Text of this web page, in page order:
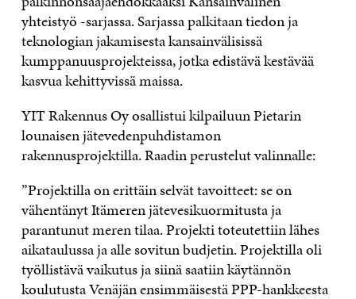
yhteistyö -sarjassa. Sarjassa palkitaan tiedon ja
teknologian jakamisesta kansainvälisissä
kumppanuusprojekteissa, jotka edistävä kestävää
kasvua kehittyvissä maissa.
YIT Rakennus Oy osallistui kilpailuun Pietarin
lounaisen jätevedenpuhdistamon
rakennusprojektilla. Raadin perustelut valinnalle:
”Projektilla on erittäin selvät tavoitteet: se on
vähentänyt Itämeren jätevesikuormitusta ja
parantunut meren tilaa. Projekti toteutettiin lähes
aikataulussa ja alle sovitun budjetin. Projektilla oli
työllistävä vaikutus ja siinä saatiin käytännön
koulutusta Venäjän ensimmäisestä PPP-hankkeesta